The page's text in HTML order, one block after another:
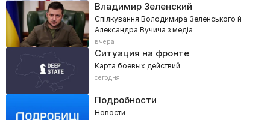
Владимир Зеленский
Спілкування Володимира Зеленського й
Александра Вучича з медіа
вчера
Ситуация на фронте
Карта боевых действий
сегодня
Подробности
Новости